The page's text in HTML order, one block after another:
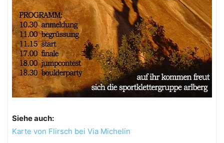
Siehe auch:
Karte von Flirsch bei Via Michelin